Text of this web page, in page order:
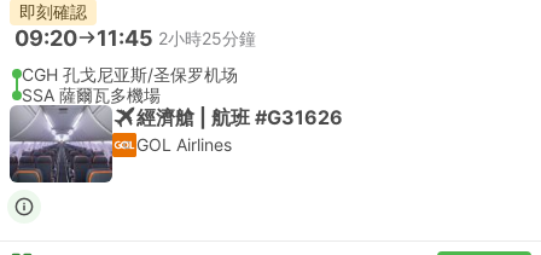
即刻確認
09:20 11:45 2小時25分鐘
CGH 孔戈尼亚斯/圣保罗机场
SSA 薩爾瓦多機場
經濟艙 | 航班 #G31626
GOL Airlines